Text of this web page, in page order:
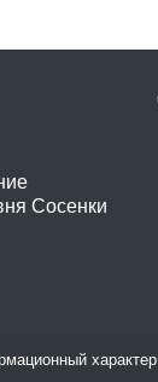
Сосенки